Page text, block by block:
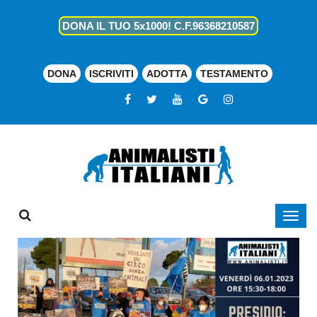
DONA IL TUO 5x1000! C.F.96368210587
DONA ISCRIVITI ADOTTA TESTAMENTO